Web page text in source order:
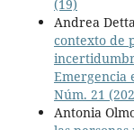
(19)
Andrea
contexto de
Emergencia
Núm. 21
Antonia